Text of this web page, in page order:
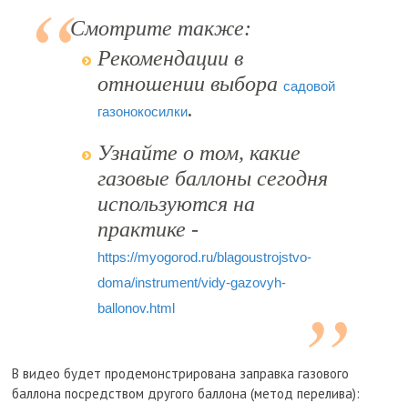
Смотрите также:
Рекомендации в
отношении выбора садовой
газонокосилки.
Узнайте о том, какие
газовые баллоны сегодня
используются на
практике -
https://myogorod.ru/blagoustrojstvo-
doma/instrument/vidy-gazovyh-
ballonov.html
В видео будет продемонстрирована заправка газового
баллона посредством другого баллона (метод перелива):